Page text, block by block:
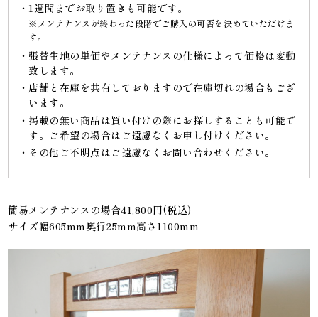
1週間までお取り置きも可能です。
※メンテナンスが終わった段階でご購入の可否を決めていただけま
す。
張替生地の単価やメンテナンスの仕様によって価格は変動
致します。
店舗と在庫を共有しておりますので在庫切れの場合もござ
います。
掲載の無い商品は買い付けの際にお探しすることも可能で
す。ご希望の場合はご遠慮なくお申し付けください。
その他ご不明点はご遠慮なくお問い合わせください。
簡易メンテナンスの場合41,800円(税込)
サイズ幅605mm奥行25mm高さ1100mm